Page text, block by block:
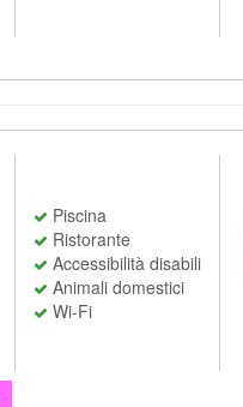
Piscina
Ristorante
Accessibilità disabili
Animali domestici
Wi-Fi